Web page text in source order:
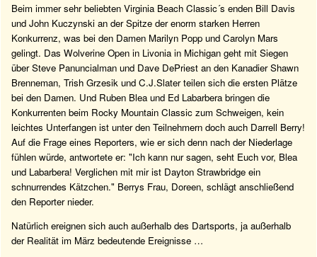
Beim immer sehr beliebten Virginia Beach Classic´s enden Bill Davis
und John Kuczynski an der Spitze der enorm starken Herren
Konkurrenz, was bei den Damen Marilyn Popp und Carolyn Mars
gelingt. Das Wolverine Open in Livonia in Michigan geht mit Siegen
über Steve Panuncialman und Dave DePriest an den Kanadier Shawn
Brenneman, Trish Grzesik und C.J.Slater teilen sich die ersten Plätze
bei den Damen. Und Ruben Blea und Ed Labarbera bringen die
Konkurrenten beim Rocky Mountain Classic zum Schweigen, kein
leichtes Unterfangen ist unter den Teilnehmern doch auch Darrell Berry!
Auf die Frage eines Reporters, wie er sich denn nach der Niederlage
fühlen würde, antwortete er: "Ich kann nur sagen, seht Euch vor, Blea
und Labarbera! Verglichen mit mir ist Dayton Strawbridge ein
schnurrendes Kätzchen." Berrys Frau, Doreen, schlägt anschließend
den Reporter nieder.
Natürlich ereignen sich auch außerhalb des Dartsports, ja außerhalb
der Realität im März bedeutende Ereignisse …